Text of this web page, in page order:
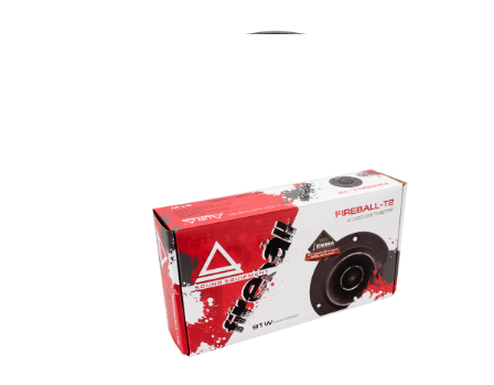
c/0/5/9/
4 Ом
4" (10 см)
Максимальная мощность91W